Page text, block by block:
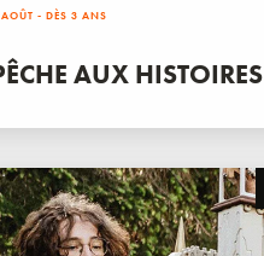
- DÈS 3 ANS
AUX HISTOIRES